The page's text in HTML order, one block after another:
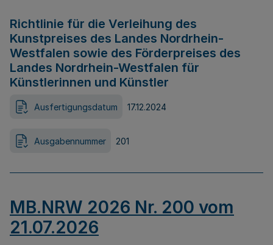
Richtlinie für die Verleihung des
Kunstpreises des Landes Nordrhein-
Westfalen sowie des Förderpreises des
Landes Nordrhein-Westfalen für
Künstlerinnen und Künstler
Ausfertigungsdatum 17.12.2024
Ausgabennummer 201
MB.NRW 2026 Nr. 200 vom
21.07.2026